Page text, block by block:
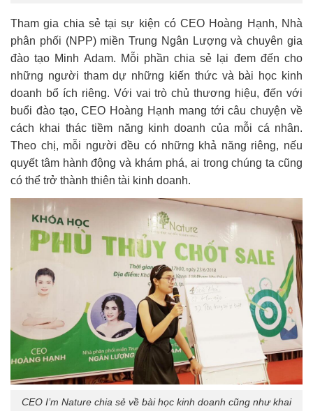
Tham gia chia sẻ tại sự kiện có CEO Hoàng Hạnh, Nhà
phân phối (NPP) miền Trung Ngân Lượng và chuyên gia
đào tạo Minh Adam. Mỗi phần chia sẻ lại đem đến cho
những người tham dự những kiến thức và bài học kinh
doanh bổ ích riêng. Với vai trò chủ thương hiệu, đến với
buổi đào tạo, CEO Hoàng Hạnh mang tới câu chuyện về
cách khai thác tiềm năng kinh doanh của mỗi cá nhân.
Theo chị, mỗi người đều có những khả năng riêng, nếu
quyết tâm hành động và khám phá, ai trong chúng ta cũng
có thể trở thành thiên tài kinh doanh.
CEO I’m Nature chia sẻ về bài học kinh doanh cũng như khai